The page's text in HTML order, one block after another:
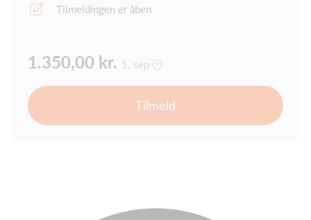
Tilmeldingen er åben
1.350,00 kr. 1. sep
Tilmeld